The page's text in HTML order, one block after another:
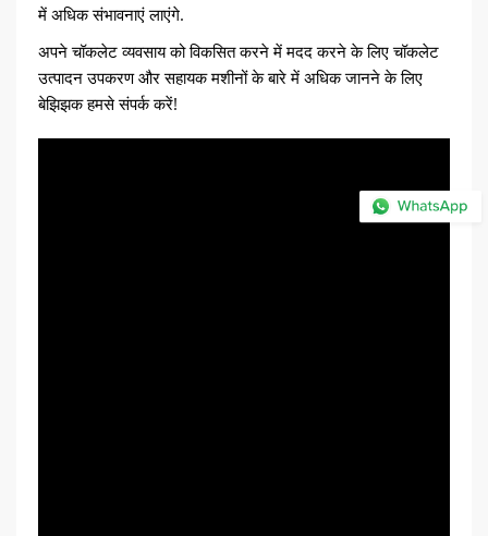
में अधिक संभावनाएं लाएंगे.
अपने चॉकलेट व्यवसाय को विकसित करने में मदद करने के लिए चॉकलेट
उत्पादन उपकरण और सहायक मशीनों के बारे में अधिक जानने के लिए
बेझिझक हमसे संपर्क करें!